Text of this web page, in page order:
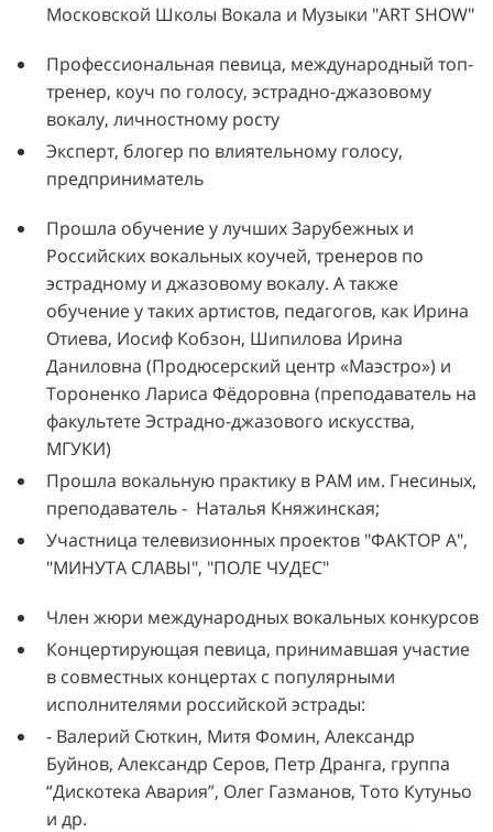
Московской Школы Вокала и Музыки "ART SHOW"
Профессиональная певица, международный топ-
тренер, коуч по голосу, эстрадно-джазовому
вокалу, личностному росту
Эксперт, блогер по влиятельному голосу,
предприниматель
Прошла обучение у лучших Зарубежных и
Российских вокальных коучей, тренеров по
эстрадному и джазовому вокалу. А также
обучение у таких артистов, педагогов, как Ирина
Отиева, Иосиф Кобзон, Шипилова Ирина
Даниловна (Продюсерский центр «Маэстро») и
Тороненко Лариса Фёдоровна (преподаватель на
факультете Эстрадно-джазового искусства,
МГУКИ)
Прошла вокальную практику в РАМ им. Гнесиных,
преподаватель - Наталья Княжинская;
Участница телевизионных проектов "ФАКТОР А",
"МИНУТА СЛАВЫ", "ПОЛЕ ЧУДЕС"
Член жюри международных вокальных конкурсов
Концертирующая певица, принимавшая участие
в совместных концертах с популярными
исполнителями российской эстрады:
- Валерий Сюткин, Митя Фомин, Александр
Буйнов, Александр Серов, Петр Дранга, группа
“Дискотека Авария”, Олег Газманов, Тото Кутуньо
и др.